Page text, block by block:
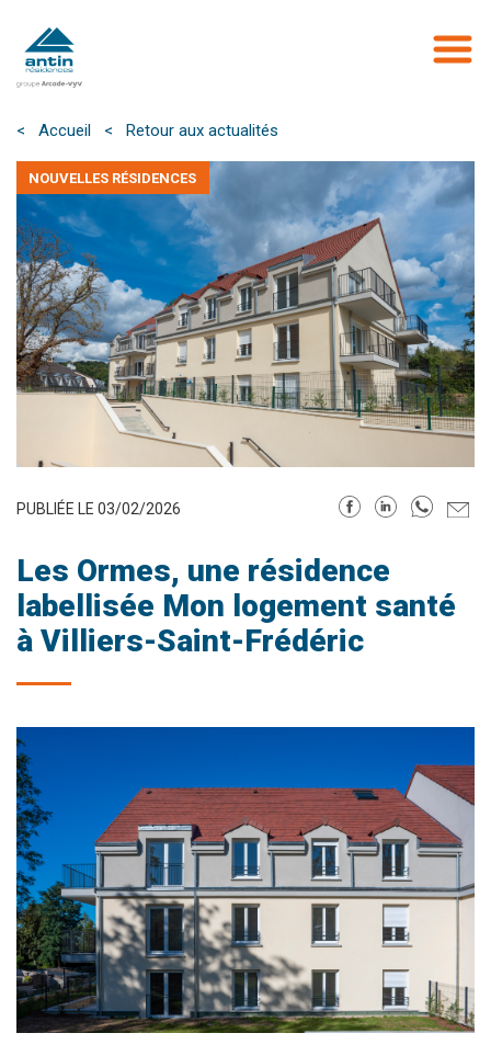
contenu
principal
NOUVELLES RÉSIDENCES
< Accueil < Retour aux actualités
PUBLIÉE LE 03/02/2026
Les Ormes, une résidence
labellisée Mon logement santé
à Villiers-Saint-Frédéric